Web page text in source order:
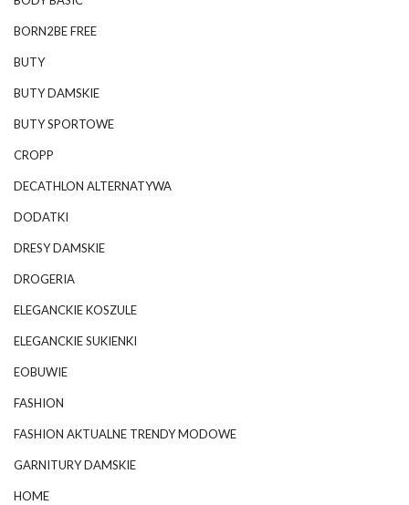
BORN2BE FREE
BUTY
BUTY DAMSKIE
BUTY SPORTOWE
CROPP
DECATHLON ALTERNATYWA
DODATKI
DRESY DAMSKIE
DROGERIA
ELEGANCKIE KOSZULE
ELEGANCKIE SUKIENKI
EOBUWIE
FASHION
FASHION AKTUALNE TRENDY MODOWE
GARNITURY DAMSKIE
HOME